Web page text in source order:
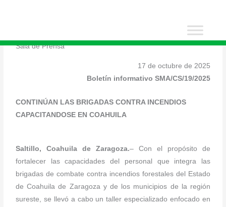
Sala de Prensa
17 de octubre de 2025
Boletín informativo SMA/CS/19/2025
CONTINÚAN LAS BRIGADAS CONTRA INCENDIOS
CAPACITANDOSE EN COAHUILA
Saltillo, Coahuila de Zaragoza.– Con el propósito de
fortalecer las capacidades del personal que integra las
brigadas de combate contra incendios forestales del Estado
de Coahuila de Zaragoza y de los municipios de la región
sureste, se llevó a cabo un taller especializado enfocado en